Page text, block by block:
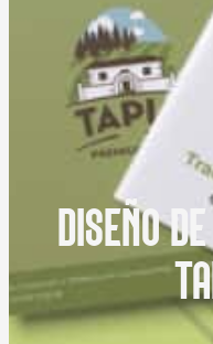
DISEÑO DE